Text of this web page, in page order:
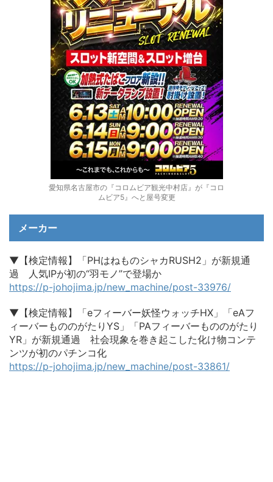
愛知県名古屋市の『コロムビア観光中村店』が『コロ
ムビア5』へと屋号変更
メーカー
▼【検定情報】「PHはねものシャカRUSH2」が新規通
過 人気IPが初の“羽モノ”で登場か
https://p-johojima.jp/new_machine/post-33976/
▼【検定情報】「eフィーバー妖怪ウォッチHX」「eAフ
ィーバーもののがたりYS」「PAフィーバーもののがたり
YR」が新規通過 社会現象を巻き起こした化け物コンテ
ンツが初のパチンコ化
https://p-johojima.jp/new_machine/post-33861/